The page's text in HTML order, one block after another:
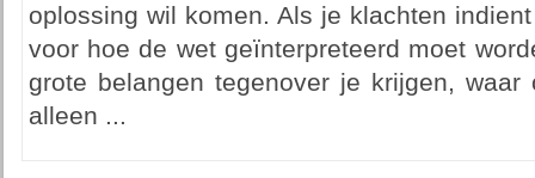
oplossing wil komen. Als je klachten
voor hoe de wet geïnterpreteerd moet
grote belangen tegenover je krijgen,
alleen ...